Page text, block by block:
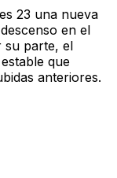
23 una nueva
en el
su parte, el
que
anteriores.